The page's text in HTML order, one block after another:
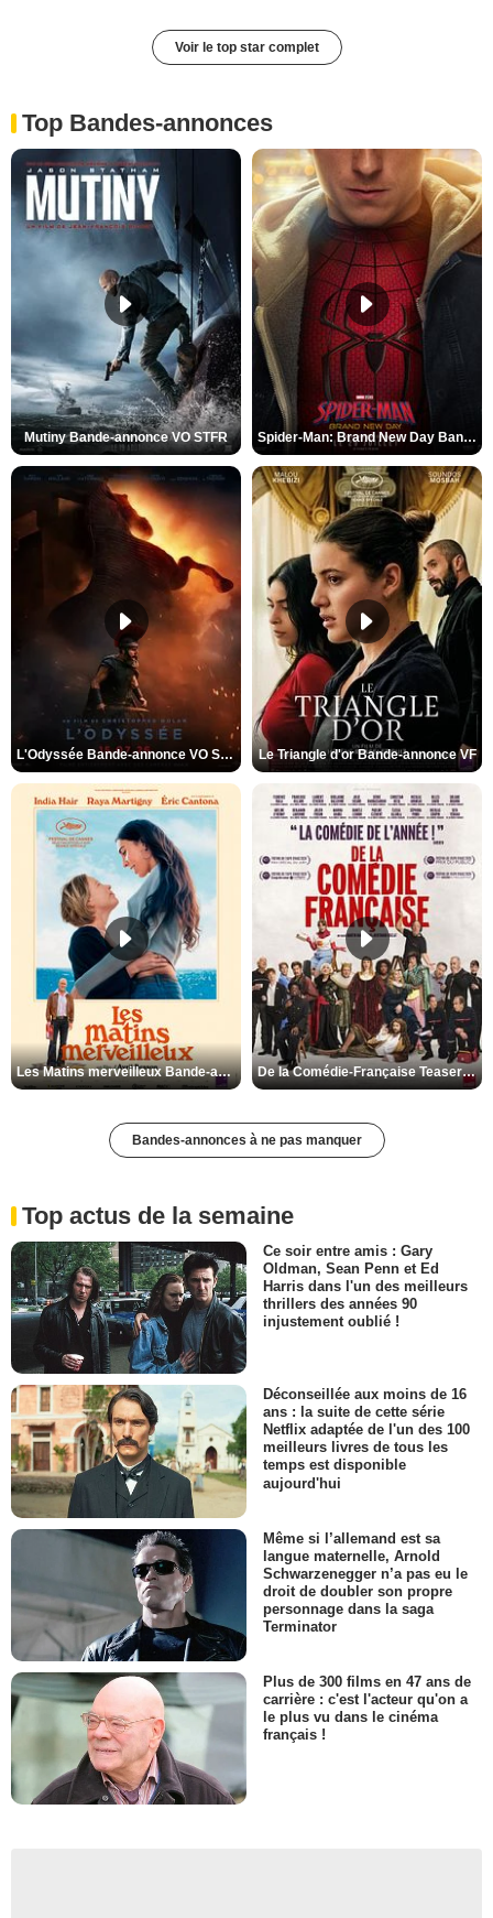
Voir le top star complet
Top Bandes-annonces
Mutiny Bande-annonce VO STFR Spider-Man: Brand New Day Bande-annonce VO STFR
L'Odyssée Bande-annonce VO STFR Le Triangle d'or Bande-annonce VF
Les Matins merveilleux Bande-annonce VF De la Comédie-Française Teaser VF
Bandes-annonces à ne pas manquer
Top actus de la semaine
Ce soir entre amis : Gary
Oldman, Sean Penn et Ed
Harris dans l'un des meilleurs
thrillers des années 90
injustement oublié !
Déconseillée aux moins de 16
ans : la suite de cette série
Netflix adaptée de l'un des 100
meilleurs livres de tous les
temps est disponible
aujourd'hui
Même si l’allemand est sa
langue maternelle, Arnold
Schwarzenegger n’a pas eu le
droit de doubler son propre
personnage dans la saga
Terminator
Plus de 300 films en 47 ans de
carrière : c'est l'acteur qu'on a
le plus vu dans le cinéma
français !